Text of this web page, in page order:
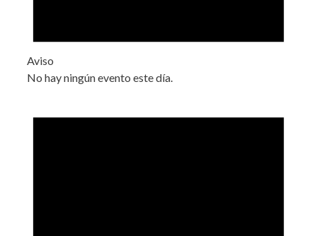
Aviso
No hay ningún evento este día.